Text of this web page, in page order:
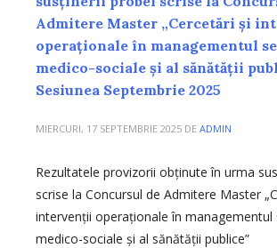
Admitere Master „Cercetări și
operaționale în managementul
medico-sociale și al sănătății
Sesiunea Septembrie 2025
MIERCURI, 17 SEPTEMBRIE 2025 DE ADMIN
Rezultatele provizorii obținute în urma
scrise la Concursul de Admitere Master
intervenții operaționale în managementul
medico-sociale și al sănătății publice”